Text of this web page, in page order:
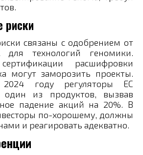
риски
связаны с одобрением от
технологий геномики.
расшифровки
могут заморозить проекты.
году регуляторы ЕС
один из продуктов, вызвав
падение акций на 20%. В
по-хорошему, должны
и реагировать адекватно.